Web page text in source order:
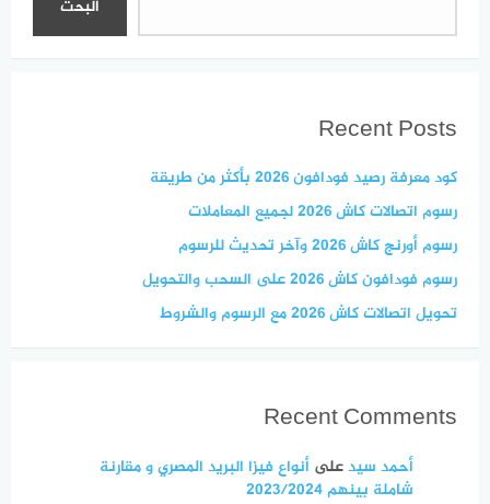
البحث
Recent Posts
كود معرفة رصيد فودافون 2026 بأكثر من طريقة
رسوم اتصالات كاش 2026 لجميع المعاملات
رسوم أورنج كاش 2026 وآخر تحديث للرسوم
رسوم فودافون كاش 2026 على السحب والتحويل
تحويل اتصالات كاش 2026 مع الرسوم والشروط
Recent Comments
أحمد سيدعلى أنواع فيزا البريد المصري و مقارنة
شاملة بينهم 2023/2024